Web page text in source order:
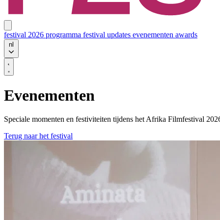
festival 2026 programma festival updates evenementen awards
nl
Evenementen
Speciale momenten en festiviteiten tijdens het Afrika Filmfestival
Terug naar het festival